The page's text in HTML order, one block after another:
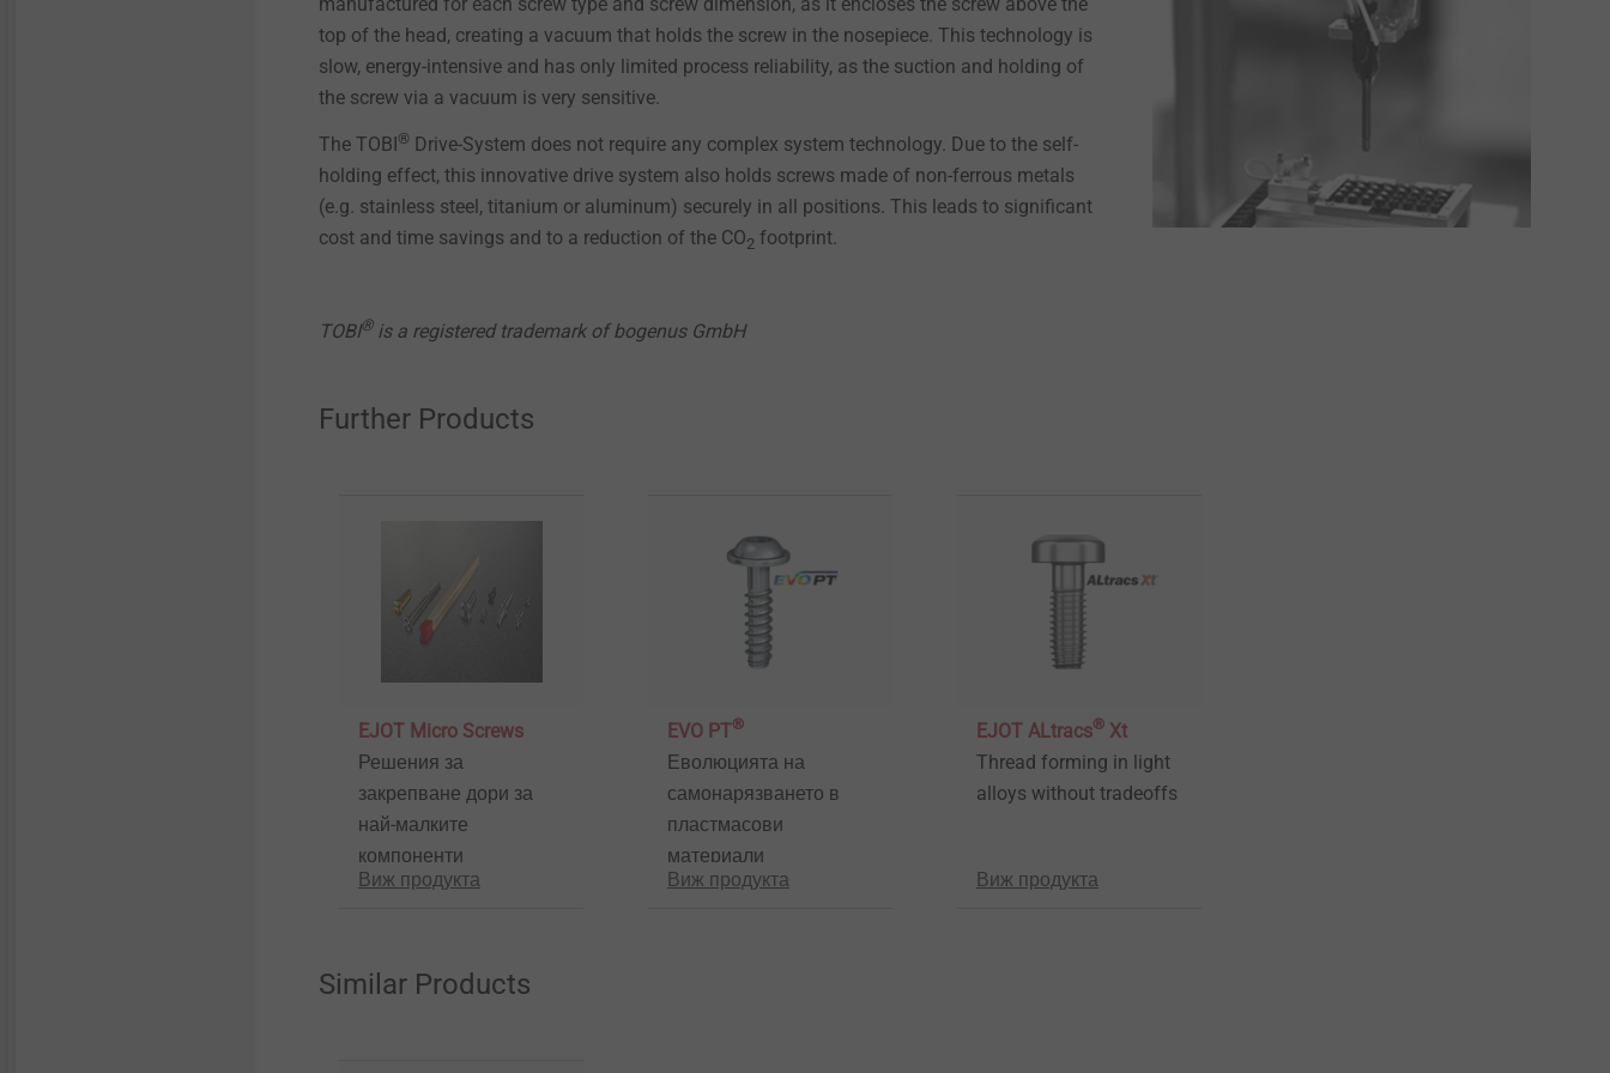
top of the head, creating a vacuum that holds the screw in the nosepiece. This technology is
slow, energy-intensive and has only limited process reliability, as the suction and holding of
the screw via a vacuum is very sensitive.
The TOBI ® Drive-System does not require any complex system technology. Due to the self-
holding effect, this innovative drive system also holds screws made of non-ferrous metals
(e.g. stainless steel, titanium or aluminum) securely in all positions. This leads to significant
cost and time savings and to a reduction of the CO2 footprint.
TOBI®is a registered trademark of bogenus GmbH
Further Products
EJOT Micro Screws
Решения за
закрепване дори за
най-малките
компоненти
Виж продукта
EVO PT®
Еволюцията на
самонарязването в
пластмасови
материали
Виж продукта
EJOT ALtracs® Xt
Thread forming in light
alloys without tradeoffs
Виж продукта
Similar Products